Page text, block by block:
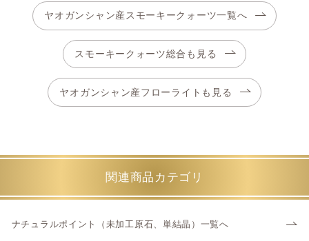
ヤオガンシャン産スモーキークォーツ一覧へ
スモーキークォーツ総合も見る
ヤオガンシャン産フローライトも見る
関連商品カテゴリ
ナチュラルポイント（未加工原石、単結晶）一覧へ